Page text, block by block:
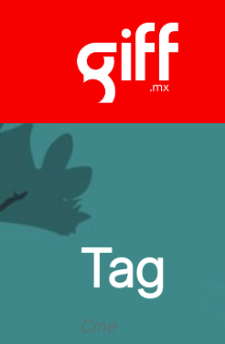
Tag
Cine